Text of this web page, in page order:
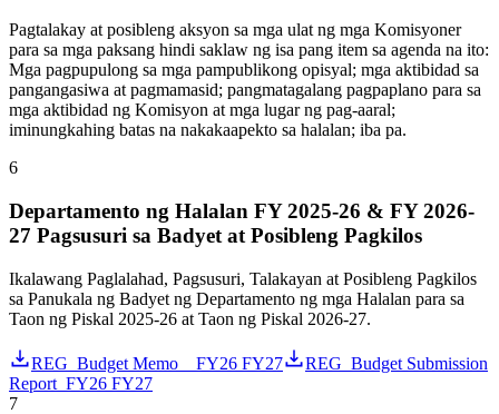
Pagtalakay at posibleng aksyon sa mga ulat ng mga Komisyoner
para sa mga paksang hindi saklaw ng isa pang item sa agenda na ito:
Mga pagpupulong sa mga pampublikong opisyal; mga aktibidad sa
pangangasiwa at pagmamasid; pangmatagalang pagpaplano para sa
mga aktibidad ng Komisyon at mga lugar ng pag-aaral;
iminungkahing batas na nakakaapekto sa halalan; iba pa.
6
Departamento ng Halalan FY 2025-26 & FY 2026-
27 Pagsusuri sa Badyet at Posibleng Pagkilos
Ikalawang Paglalahad, Pagsusuri, Talakayan at Posibleng Pagkilos
sa Panukala ng Badyet ng Departamento ng mga Halalan para sa
Taon ng Piskal 2025-26 at Taon ng Piskal 2026-27.
REG_Budget Memo__FY26 FY27
REG_Budget Submission
Report_FY26 FY27
7